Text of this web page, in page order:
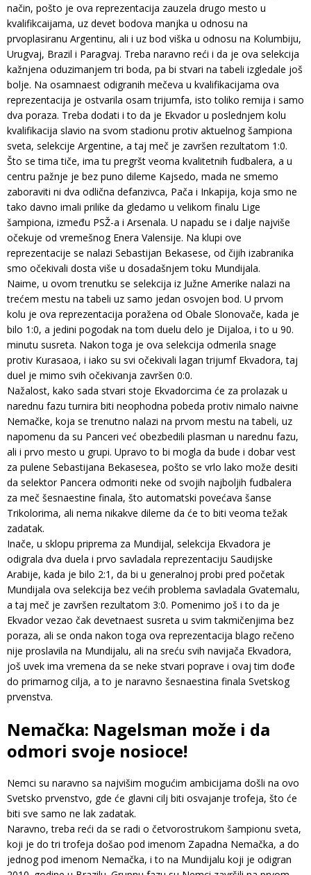
način, pošto je ova reprezentacija zauzela drugo mesto u
kvalifikcaijama, uz devet bodova manjka u odnosu na
prvoplasiranu Argentinu, ali i uz bod viška u odnosu na Kolumbiju,
Urugvaj, Brazil i Paragvaj. Treba naravno reći i da je ova selekcija
kažnjena oduzimanjem tri boda, pa bi stvari na tabeli izgledale još
bolje. Na osamnaest odigranih mečeva u kvalifikacijama ova
reprezentacija je ostvarila osam trijumfa, isto toliko remija i samo
dva poraza. Treba dodati i to da je Ekvador u poslednjem kolu
kvalifikacija slavio na svom stadionu protiv aktuelnog šampiona
sveta, selekcije Argentine, a taj meč je završen rezultatom 1:0.
Što se tima tiče, ima tu pregršt veoma kvalitetnih fudbalera, a u
centru pažnje je bez puno dileme Kajsedo, mada ne smemo
zaboraviti ni dva odlična defanzivca, Pača i Inkapija, koja smo ne
tako davno imali prilike da gledamo u velikom finalu Lige
šampiona, između PSŽ-a i Arsenala. U napadu se i dalje najviše
očekuje od vremešnog Enera Valensije. Na klupi ove
reprezentacije se nalazi Sebastijan Bekasese, od čijih izabranika
smo očekivali dosta više u dosadašnjem toku Mundijala.
Naime, u ovom trenutku se selekcija iz Južne Amerike nalazi na
trećem mestu na tabeli uz samo jedan osvojen bod. U prvom
kolu je ova reprezentacija poražena od Obale Slonovače, kada je
bilo 1:0, a jedini pogodak na tom duelu delo je Dijaloa, i to u 90.
minutu susreta. Nakon toga je ova selekcija odmerila snage
protiv Kurasaoa, i iako su svi očekivali lagan trijumf Ekvadora, taj
duel je mimo svih očekivanja završen 0:0.
Nažalost, kako sada stvari stoje Ekvadorcima će za prolazak u
narednu fazu turnira biti neophodna pobeda protiv nimalo naivne
Nemačke, koja se trenutno nalazi na prvom mestu na tabeli, uz
napomenu da su Panceri već obezbedili plasman u narednu fazu,
ali i prvo mesto u grupi. Upravo to bi mogla da bude i dobar vest
za pulene Sebastijana Bekasesea, pošto se vrlo lako može desiti
da selektor Pancera odmoriti neke od svojih najboljih fudbalera
za meč šesnaestine finala, što automatski povećava šanse
Trikolorima, ali nema nikakve dileme da će to biti veoma težak
zadatak.
Inače, u sklopu priprema za Mundijal, selekcija Ekvadora je
odigrala dva duela i prvo savladala reprezentaciju Saudijske
Arabije, kada je bilo 2:1, da bi u generalnoj probi pred početak
Mundijala ova selekcija bez većih problema savladala Gvatemalu,
a taj meč je završen rezultatom 3:0. Pomenimo još i to da je
Ekvador vezao čak devetnaest susreta u svim takmičenjima bez
poraza, ali se onda nakon toga ova reprezentacija blago rečeno
nije proslavila na Mundijalu, ali na sreću svih navijača Ekvadora,
još uvek ima vremena da se neke stvari poprave i ovaj tim dođe
do primarnog cilja, a to je naravno šesnaestina finala Svetskog
prvenstva.
Nemačka: Nagelsman može i da
odmori svoje nosioce!
Nemci su naravno sa najvišim mogućim ambicijama došli na ovo
Svetsko prvenstvo, gde će glavni cilj biti osvajanje trofeja, što će
biti sve samo ne lak zadatak.
Naravno, treba reći da se radi o četvorostrukom šampionu sveta,
koji je do tri trofeja došao pod imenom Zapadna Nemačka, a do
jednog pod imenom Nemačka, i to na Mundijalu koji je odigran